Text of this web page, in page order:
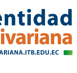
El idioma actual es: